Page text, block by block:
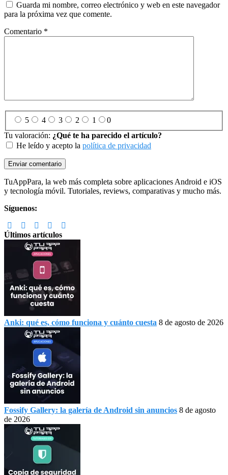
Guarda mi nombre, correo electrónico y web en este navegador
para la próxima vez que comente.
Comentario *
5 4 3 2 1
0
Tu valoración: ¿Qué te ha parecido el artículo?
He leído y acepto la política de privacidad
Footer
TuAppPara, la web más completa sobre aplicaciones Android e iOS
y tecnología móvil. Tutoriales, reviews, comparativas y mucho más.
Síguenos:
Últimos artículos
Anki: qué es, cómo funciona y cuánto cuesta 8 de agosto de 2026
Fossify Gallery: la galería de Android sin anuncios 8 de agosto
de 2026